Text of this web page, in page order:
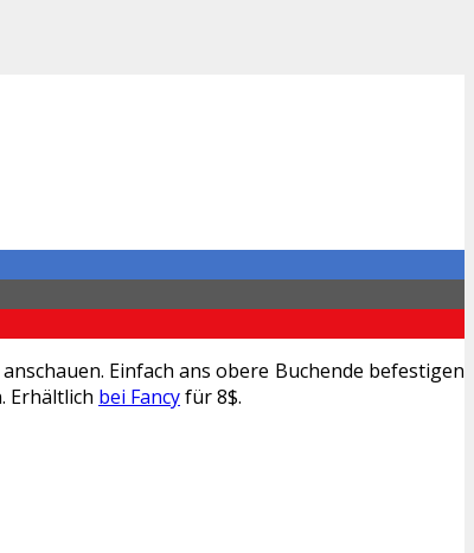
Einfach ans obere Buchende befestigen
Erhältlich bei Fancyfür 8$.